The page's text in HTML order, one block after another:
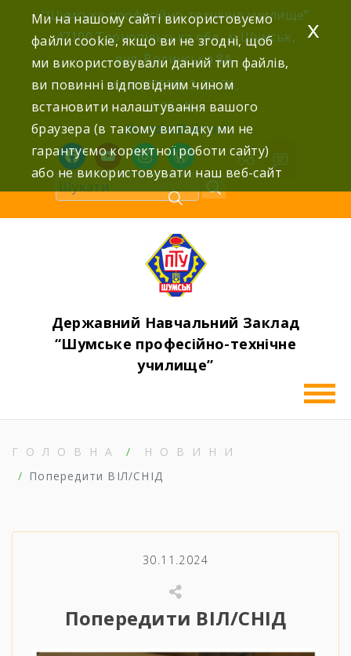
content
“Шумське професійно-технічне училище”
47100 Тернопільська обл., м.Шумськ,
вул. Волинська 8А,
тел: (03558) 2-22-76,
2-25-42,
shumdnz@ukr.net
facebookyoutubeinstagramwordpress
Державний Навчальний Заклад
“Шумське професійно-технічне
училище”
ГОЛОВНА
НОВИНИ
Попередити ВІЛ/СНІД
30.11.2024
Попередити ВІЛ/СНІД
Ми на нашому сайті використовуємо
файли cookie, якщо ви не згодні, щоб
ми використовували даний тип файлів,
ви повинні відповідним чином
встановити налаштування вашого
браузера (в такому випадку ми не
гарантуємо коректної роботи сайту)
або не використовувати наш веб-сайт
x